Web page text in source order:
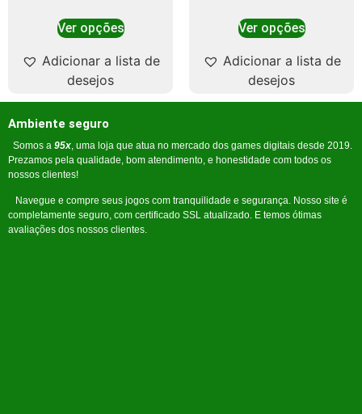
Ver opções
Adicionar a lista de
desejos
Ver opções
Adicionar a lista de
desejos
Ambiente seguro
Somos a 95x, uma loja que atua no mercado dos games digitais desde 2019.
Prezamos pela qualidade, bom atendimento, e honestidade com todos os
nossos clientes!
Navegue e compre seus jogos com tranquilidade e segurança. Nosso site é
completamente seguro, com certificado SSL atualizado. E temos ótimas
avaliações dos nossos clientes.